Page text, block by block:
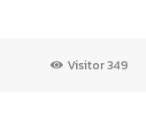
Visitor349